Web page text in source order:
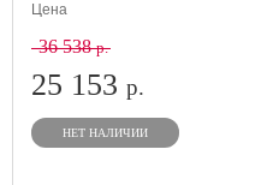
Цена
36 538р.
25 153 р.
НЕТ НАЛИЧИИ